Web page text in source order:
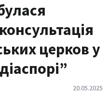
церков у
20.05.2025